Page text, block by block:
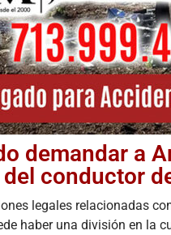
demandar a
conductor
legales relacionadas
haber una división en la